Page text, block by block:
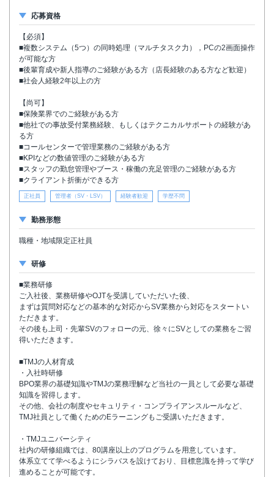
応募資格
【必須】
■複数システム（5つ）の同時処理（マルチタスク力），PCの2画面操作
が可能な方
■後輩育成や新人指導のご経験がある方（店長経験のある方など歓迎）
■社会人経験2年以上の方
【尚可】
■保険業界でのご経験がある方
■他社での事故受付業務経験、もしくはテクニカルサポートの経験があ
る方
■コールセンターで管理業務のご経験がある方
■KPIなどの数値管理のご経験がある方
■スタッフの勤怠管理やブース・稼働の充足管理のご経験がある方
■クライアント折衝ができる方
正社員 管理者（SV・LSV） 経験者歓迎 学歴不問
勤務形態
職種・地域限定正社員
研修
■業務研修
ご入社後、業務研修やOJTを受講していただいた後、
まずは質問対応などの基本的な対応からSV業務から対応をスタートい
ただきます。
その後も上司・先輩SVのフォローの元、徐々にSVとしての業務をご習
得いただきます。
■TMJの人材育成
・入社時研修
BPO業界の基礎知識やTMJの業務理解など当社の一員として必要な基礎
知識を習得します。
その他、会社の制度やセキュリティ・コンプライアンスルールなど、
TMJ社員として働くためのEラーニングもご受講いただきます。
・TMJユニバーシティ
社内の研修組織では、80講座以上のプログラムを用意しています。
体系立てて学べるようにシラバスを設けており、目標意識を持って学び
進めることが可能です。